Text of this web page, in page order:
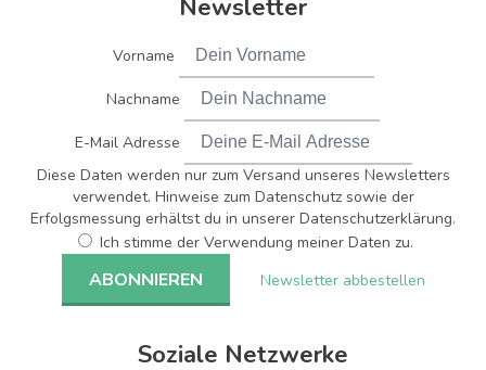
Newsletter
Vorname
Nachname
E-Mail Adresse
Diese Daten werden nur zum Versand unseres Newsletters
verwendet. Hinweise zum Datenschutz sowie der
Erfolgsmessung erhältst du in unserer Datenschutzerklärung.
Ich stimme der Verwendung meiner Daten zu.
Newsletter abbestellen